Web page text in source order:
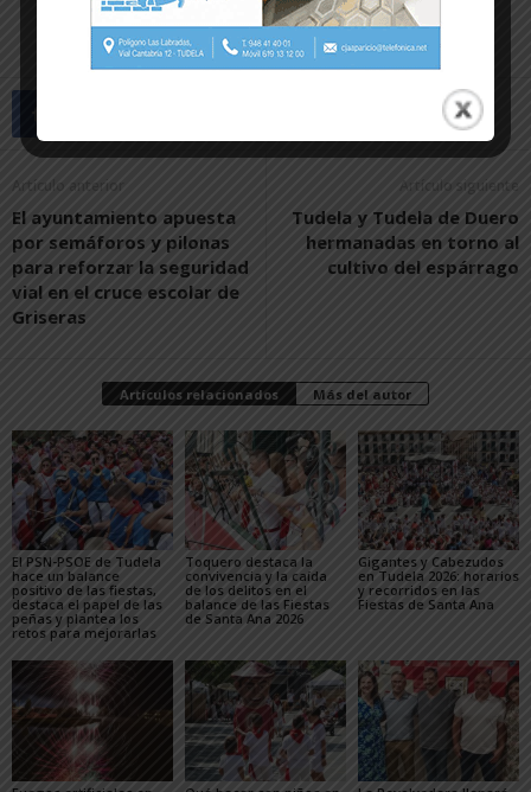
Artículo anterior
El ayuntamiento apuesta
por semáforos y pilonas
para reforzar la seguridad
vial en el cruce escolar de
Griseras
Artículo siguiente
Tudela y Tudela de Duero
hermanadas en torno al
cultivo del espárrago
Artículos relacionados Más del autor
El PSN-PSOE de Tudela
hace un balance
positivo de las fiestas,
destaca el papel de las
peñas y plantea los
retos para mejorarlas
Toquero destaca la
convivencia y la caída
de los delitos en el
balance de las Fiestas
de Santa Ana 2026
Gigantes y Cabezudos
en Tudela 2026: horarios
y recorridos en las
Fiestas de Santa Ana